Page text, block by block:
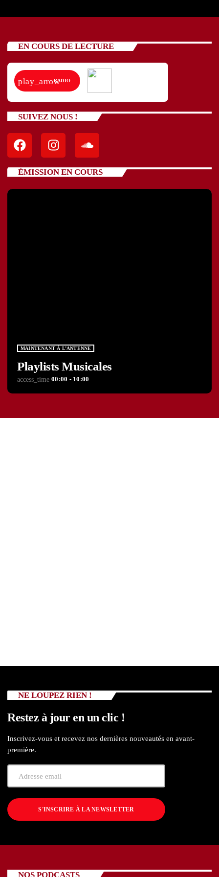
EN COURS DE LECTURE
play_arrowRADIO
SUIVEZ NOUS !
ÉMISSION EN COURS
MAINTENANT À L’ANTENNE
Playlists Musicales
access_time 00:00 - 10:00
NE LOUPEZ RIEN !
Restez à jour en un clic !
Inscrivez-vous et recevez nos dernières nouveautés en avant-
première.
S'INSCRIRE À LA NEWSLETTER
NOS PODCASTS